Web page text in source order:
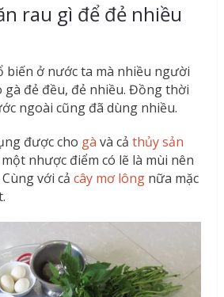
rau gì để đẻ nhiều
biến ở nước ta mà nhiều người
gà đẻ đều, đẻ nhiều. Đồng thời
ngoài cũng đã dùng nhiều.
được cho gà và cả thủy sản
nhược điểm có lẽ là mùi nên
với cả cây mơ lôngnữa mặc